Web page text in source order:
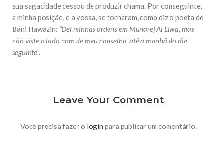
Na noite da quinta-feira, 03 de Abril, o Centro Islâmico no
Brasil recebeu em sua sede, em São Paulo, o ex-ministro das
Relações Exteriores da República Islâmica do Irã, Sr. Kamal
Kharrazi, que encontra-se visitando
sua sagacidade cessou de produzir chama. Por conseguinte,
a minha posição, e a vossa, se tornaram, como diz o poeta de
Bani Hawazin: “Dei minhas ordens em Munarej Al Liwa, mas
não viste o lado bom de meu conselho, até a manhã do dia
seguinte”.
Leave Your Comment
Você precisa fazer o login para publicar um comentário.